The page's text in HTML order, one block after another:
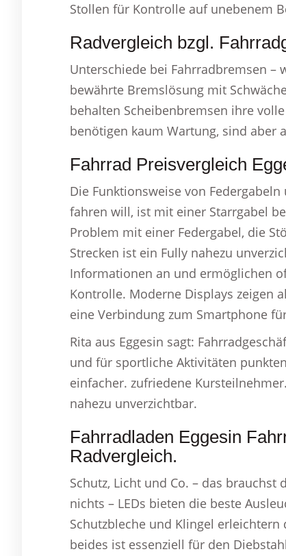
Stollen für Kontrolle auf unebenem
Radvergleich bzgl.
Unterschiede bei Fahrradbremsen –
bewährte Bremslösung mit
behalten Scheibenbremsen ihre
benötigen kaum Wartung, sind aber
Fahrrad Preisvergleich
Die Funktionsweise von
fahren will, ist mit einer Starrgabel
Problem mit einer Federgabel, die
Strecken ist ein Fully nahezu
Informationen an und ermöglichen
Kontrolle. Moderne Displays zeigen
eine Verbindung zum Smartphone
Rita aus Eggesin sagt:
und für sportliche Aktivitäten
einfacher. zufriedene
nahezu unverzichtbar.
Fahrradladen Eggesin
Radvergleich.
Schutz, Licht und Co. – das
nichts – LEDs bieten die beste
Schutzbleche und Klingel
beides ist essenziell für den